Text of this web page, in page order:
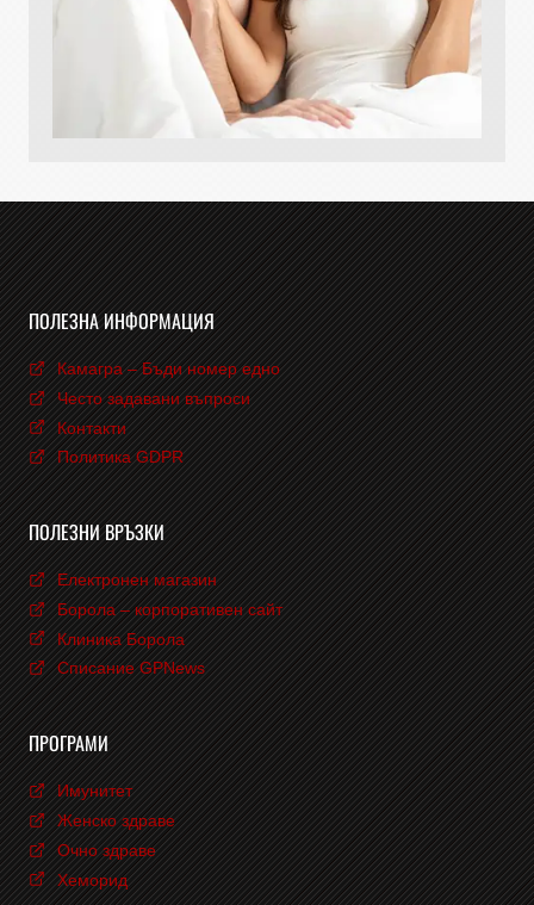
ПОЛЕЗНА ИНФОРМАЦИЯ
Камагра – Бъди номер едно
Често задавани въпроси
Контакти
Политика GDPR
ПОЛЕЗНИ ВРЪЗКИ
Електронен магазин
Борола – корпоративен сайт
Клиника Борола
Списание GPNews
ПРОГРАМИ
Имунитет
Женско здраве
Очно здраве
Хеморид